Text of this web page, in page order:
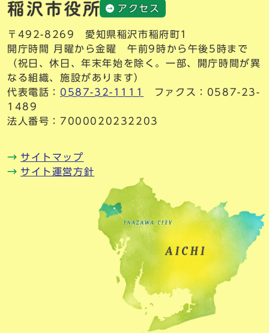
アクセス
〒492-8269 愛知県稲沢市稲府町1
開庁時間 月曜から金曜 午前9時から午後5時まで
（祝日、休日、年末年始を除く。一部、開庁時間が異
なる組織、施設があります）
代表電話： 0587-32-1111
ファクス：0587-23-
1489
法人番号：7000020232203
サイトマップ
サイト運営方針